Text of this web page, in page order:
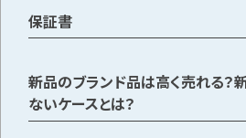
保証書
新品のブランド品は高く売れる？
ないケースとは？